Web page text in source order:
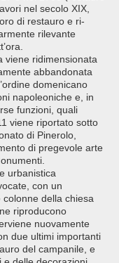
nel secolo XIX,
di restauro e ri-
rilevante
viene ridimensionata
abbandonata
domenicano
napoleoniche e, in
funzioni, quali
viene riportato sotto
di Pinerolo,
di pregevole arte
urbanistica
con un
della chiesa
riproducono
nuovamente
due ultimi importanti
del campanile, e